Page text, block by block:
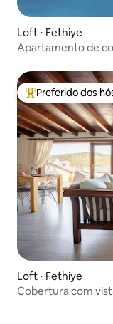
Loft ⋅ Fethiye
Apartamento de
Entre os melhores
Preferido dos
Loft ⋅ Fethiye
Cobertura com